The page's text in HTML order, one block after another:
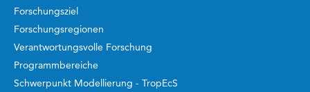
Forschungsziel
Forschungsregionen
Verantwortungsvolle Forschung
Programmbereiche
Schwerpunkt Modellierung - TropEcS